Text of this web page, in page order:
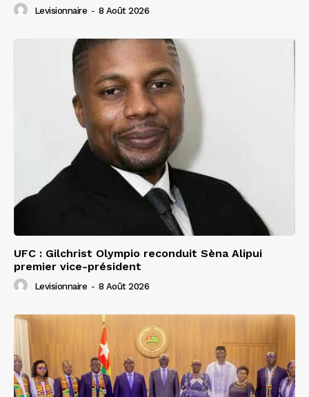
Levisionnaire - 8 Août 2026
UFC : Gilchrist Olympio reconduit Sèna Alipui
premier vice-président
Levisionnaire - 8 Août 2026